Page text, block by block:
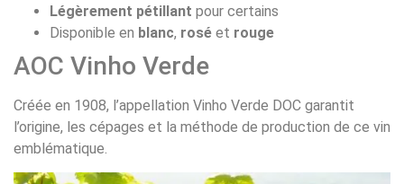
Légèrement pétillant pour certains
Disponible en blanc, rosé et rouge
AOC Vinho Verde
Créée en 1908, l’appellation Vinho Verde DOC garantit
l’origine, les cépages et la méthode de production de ce vin
emblématique.